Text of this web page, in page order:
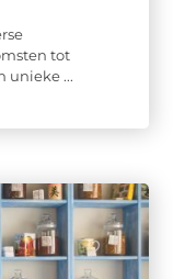
tot
unieke ...